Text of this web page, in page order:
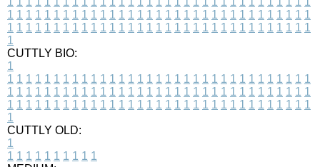
1 1 1 1 1 1 1 1 1 1 1 1 1 1 1 1 1 1 1 1 1 1 1 1 1 1 1 1 1 1 1 1 1
1 1 1 1 1 1 1 1 1 1 1 1 1 1 1 1 1 1 1 1 1 1 1 1 1 1 1 1 1 1 1 1 1
1
CUTTLY BIO:
1
1 1 1 1 1 1 1 1 1 1 1 1 1 1 1 1 1 1 1 1 1 1 1 1 1 1 1 1 1 1 1 1 1
1 1 1 1 1 1 1 1 1 1 1 1 1 1 1 1 1 1 1 1 1 1 1 1 1 1 1 1 1 1 1 1 1
1 1 1 1 1 1 1 1 1 1 1 1 1 1 1 1 1 1 1 1 1 1 1 1 1 1 1 1 1 1 1 1 1
1
CUTTLY OLD:
1
1 1 1 1 1 1 1 1 1 1